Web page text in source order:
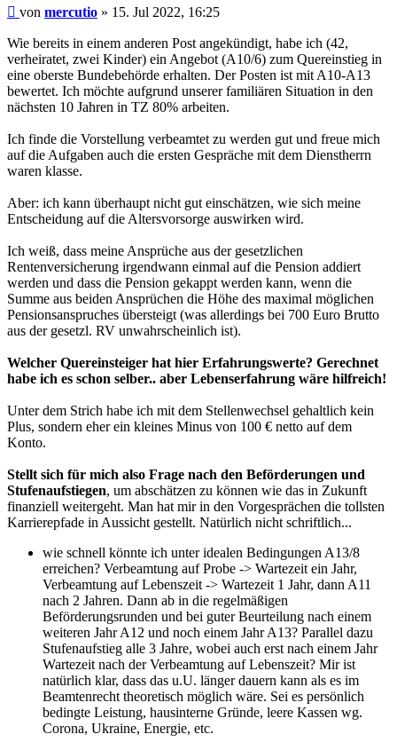
Beitrag
von mercutio » 15. Jul 2022, 16:25
Wie bereits in einem anderen Post angekündigt, habe ich (42,
verheiratet, zwei Kinder) ein Angebot (A10/6) zum Quereinstieg in
eine oberste Bundebehörde erhalten. Der Posten ist mit A10-A13
bewertet. Ich möchte aufgrund unserer familiären Situation in den
nächsten 10 Jahren in TZ 80% arbeiten.
Ich finde die Vorstellung verbeamtet zu werden gut und freue mich
auf die Aufgaben auch die ersten Gespräche mit dem Dienstherrn
waren klasse.
Aber: ich kann überhaupt nicht gut einschätzen, wie sich meine
Entscheidung auf die Altersvorsorge auswirken wird.
Ich weiß, dass meine Ansprüche aus der gesetzlichen
Rentenversicherung irgendwann einmal auf die Pension addiert
werden und dass die Pension gekappt werden kann, wenn die
Summe aus beiden Ansprüchen die Höhe des maximal möglichen
Pensionsanspruches übersteigt (was allerdings bei 700 Euro Brutto
aus der gesetzl. RV unwahrscheinlich ist).
Welcher Quereinsteiger hat hier Erfahrungswerte? Gerechnet
habe ich es schon selber.. aber Lebenserfahrung wäre hilfreich!
Unter dem Strich habe ich mit dem Stellenwechsel gehaltlich kein
Plus, sondern eher ein kleines Minus von 100 € netto auf dem
Konto.
Stellt sich für mich also Frage nach den Beförderungen und
Stufenaufstiegen, um abschätzen zu können wie das in Zukunft
finanziell weitergeht. Man hat mir in den Vorgesprächen die tollsten
Karrierepfade in Aussicht gestellt. Natürlich nicht schriftlich...
wie schnell könnte ich unter idealen Bedingungen A13/8
erreichen? Verbeamtung auf Probe -> Wartezeit ein Jahr,
Verbeamtung auf Lebenszeit -> Wartezeit 1 Jahr, dann A11
nach 2 Jahren. Dann ab in die regelmäßigen
Beförderungsrunden und bei guter Beurteilung nach einem
weiteren Jahr A12 und noch einem Jahr A13? Parallel dazu
Stufenaufstieg alle 3 Jahre, wobei auch erst nach einem Jahr
Wartezeit nach der Verbeamtung auf Lebenszeit? Mir ist
natürlich klar, dass das u.U. länger dauern kann als es im
Beamtenrecht theoretisch möglich wäre. Sei es persönlich
bedingte Leistung, hausinterne Gründe, leere Kassen wg.
Corona, Ukraine, Energie, etc.